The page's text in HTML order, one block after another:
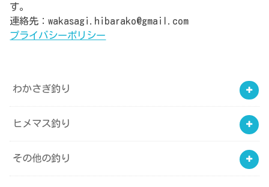
す。
連絡先：wakasagi.hibarako@gmail.com
プライバシーポリシー
わかさぎ釣り
ヒメマス釣り
その他の釣り